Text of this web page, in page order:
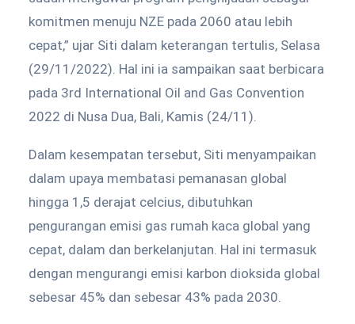
komitmen menuju NZE pada 2060 atau lebih
cepat,” ujar Siti dalam keterangan tertulis, Selasa
(29/11/2022). Hal ini ia sampaikan saat berbicara
pada 3rd International Oil and Gas Convention
2022 di Nusa Dua, Bali, Kamis (24/11).
Dalam kesempatan tersebut, Siti menyampaikan
dalam upaya membatasi pemanasan global
hingga 1,5 derajat celcius, dibutuhkan
pengurangan emisi gas rumah kaca global yang
cepat, dalam dan berkelanjutan. Hal ini termasuk
dengan mengurangi emisi karbon dioksida global
sebesar 45% dan sebesar 43% pada 2030.